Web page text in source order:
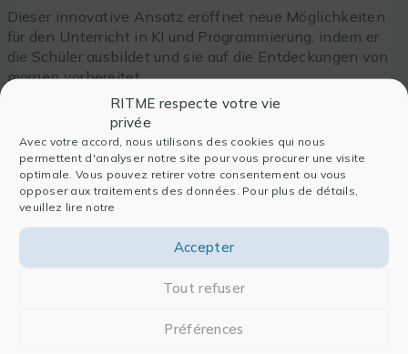
RITME respecte votre vie
privée
Avec votre accord, nous utilisons des cookies qui nous
permettent d'analyser notre site pour vous procurer une visite
optimale. Vous pouvez retirer votre consentement ou vous
opposer aux traitements des données. Pour plus de détails,
veuillez lire notre
Accepter
Tout refuser
Préférences
Dieser innovative Ansatz eröffnet neue Möglichkeiten
für den Unterricht in KI und Programmierung, indem er
die Schüler ausbildet und sie auf die Entdeckungen von
morgen vorbereitet.
Um den ganzen Artikel zu sehen,klicken Sie hier